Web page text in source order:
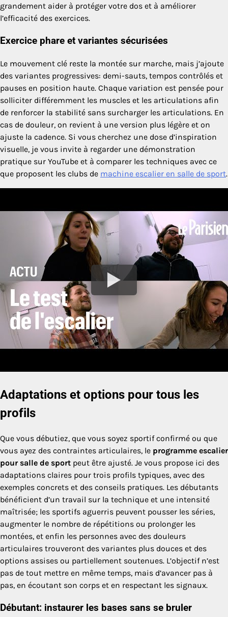
grandement aider à protéger votre dos et à améliorer
l’efficacité des exercices.
Exercice phare et variantes sécurisées
Le mouvement clé reste la montée sur marche, mais j’ajoute
des variantes progressives: demi-sauts, tempos contrôlés et
pauses en position haute. Chaque variation est pensée pour
solliciter différemment les muscles et les articulations afin
de renforcer la stabilité sans surcharger les articulations. En
cas de douleur, on revient à une version plus légère et on
ajuste la cadence. Si vous cherchez une dose d’inspiration
visuelle, je vous invite à regarder une démonstration
pratique sur YouTube et à comparer les techniques avec ce
que proposent les clubs de machine escalier en salle de sport.
Adaptations et options pour tous les
profils
Que vous débutiez, que vous soyez sportif confirmé ou que
vous ayez des contraintes articulaires, le programme escalier
pour salle de sport peut être ajusté. Je vous propose ici des
adaptations claires pour trois profils typiques, avec des
exemples concrets et des conseils pratiques. Les débutants
bénéficient d’un travail sur la technique et une intensité
maîtrisée; les sportifs aguerris peuvent pousser les séries,
augmenter le nombre de répétitions ou prolonger les
montées, et enfin les personnes avec des douleurs
articulaires trouveront des variantes plus douces et des
options assises ou partiellement soutenues. L’objectif n’est
pas de tout mettre en même temps, mais d’avancer pas à
pas, en écoutant son corps et en respectant les signaux.
Débutant: instaurer les bases sans se bruler